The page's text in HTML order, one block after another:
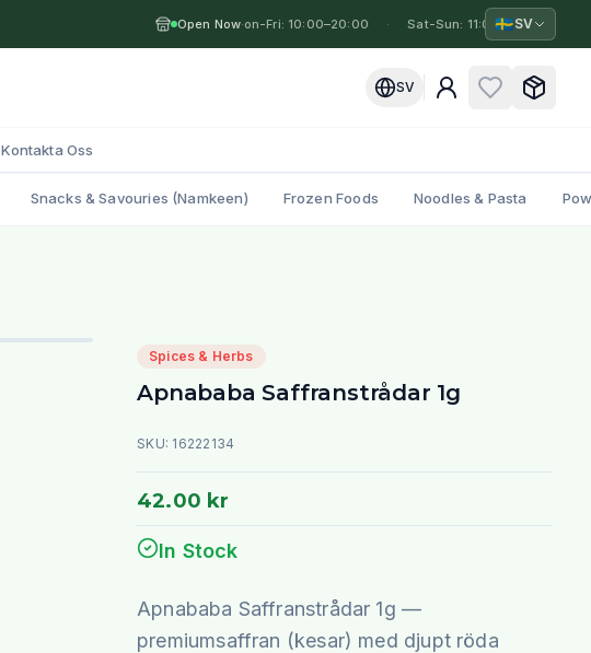
Open Now·
Mon-Fri: 10:00–20:00 Sat-Sun: 11:00–19:00
🇸🇪SV
SV
Kontakta Oss
Snacks & Savouries (Namkeen) Frozen Foods Noodles & Pasta
Spices & Herbs
Apnababa Saffranstrådar 1g
SKU: 16222134
42.00 kr
In Stock
Apnababa Saffranstrådar 1g —
premiumsaffran (kesar) med djupt röda